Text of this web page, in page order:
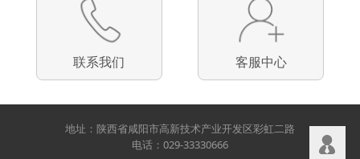
联系我们 客服中心
地址：陕西省咸阳市高新技术产业开发区彩虹二路
电话：029-33330666